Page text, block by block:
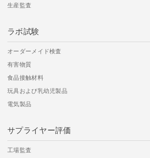
生産監査
ラボ試験
オーダーメイド検査
有害物質
食品接触材料
玩具および乳幼児製品
電気製品
サプライヤー評価
工場監査